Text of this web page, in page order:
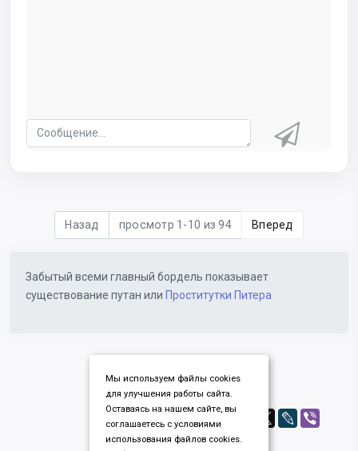
Назад просмотр 1-10 из 94 Вперед
Забытый всеми главный бордель показывает
существование путан или Проститутки Питера
Мы используем файлы cookies
для улучшения работы сайта.
Оставаясь на нашем сайте, вы
соглашаетесь с условиями
использования файлов cookies.